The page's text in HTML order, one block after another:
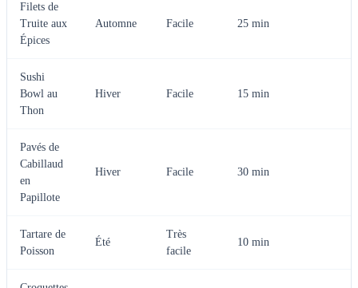
Filets de
Truite aux
Épices
Automne Facile 25 min
Sushi
Bowl au
Thon
Hiver Facile 15 min
Pavés de
Cabillaud
en
Papillote
Hiver Facile 30 min
Tartare de
Poisson
Été
Très
facile
10 min